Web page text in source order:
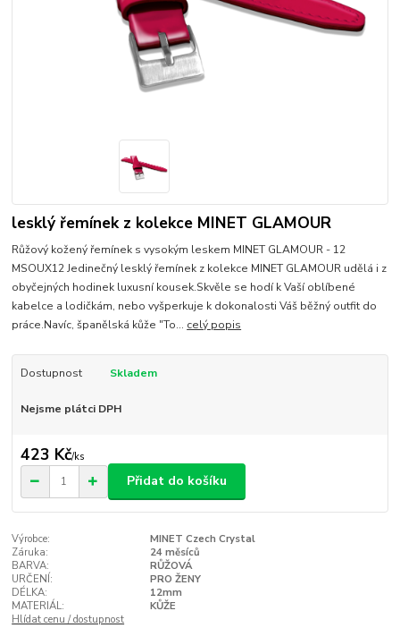
lesklý řemínek z kolekce MINET GLAMOUR
Růžový kožený řemínek s vysokým leskem MINET GLAMOUR - 12
MSOUX12 Jedinečný lesklý řemínek z kolekce MINET GLAMOUR udělá i z
obyčejných hodinek luxusní kousek.Skvěle se hodí k Vaší oblíbené
kabelce a lodičkám, nebo vyšperkuje k dokonalosti Váš běžný outfit do
práce.Navíc, španělská kůže "To... celý popis
Dostupnost Skladem
Nejsme plátci DPH
423 Kč/ks
Přidat do košíku
Výrobce:
MINET Czech Crystal
Záruka:
24 měsíců
BARVA:
RŮŽOVÁ
URČENÍ:
PRO ŽENY
DÉLKA:
12mm
MATERIÁL:
KŮŽE
Hlídat cenu / dostupnost